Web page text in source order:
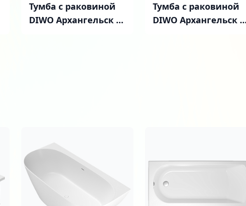
Тумба с раковиной
DIWO Архангельск 60
Тумба с раковиной
DIWO Архангельск